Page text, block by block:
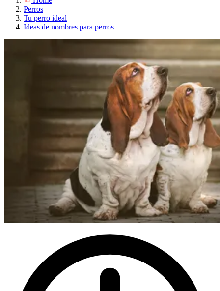
Perros
Tu perro ideal
Ideas de nombres para perros